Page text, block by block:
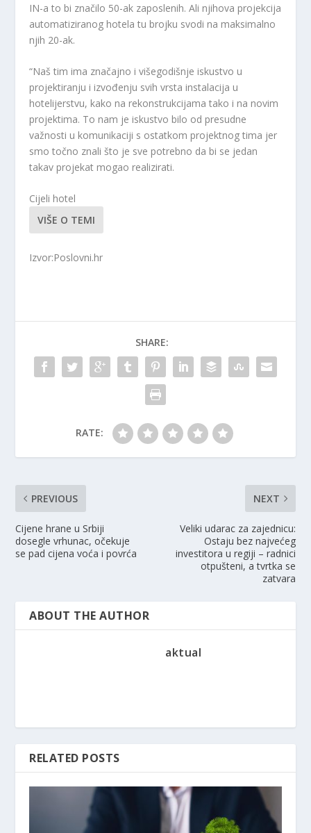
IN-a to bi značilo 50-ak zaposlenih. Ali njihova projekcija
automatiziranog hotela tu brojku svodi na maksimalno
njih 20-ak.
“Naš tim ima značajno i višegodišnje iskustvo u
projektiranju i izvođenju svih vrsta instalacija u
hotelijerstvu, kako na rekonstrukcijama tako i na novim
projektima. To nam je iskustvo bilo od presudne
važnosti u komunikaciji s ostatkom projektnog tima jer
smo točno znali što je sve potrebno da bi se jedan
takav projekat mogao realizirati.
Cijeli hotel
VIŠE O TEMI
Izvor:Poslovni.hr
SHARE:
RATE:
PREVIOUS
Cijene hrane u Srbiji
dosegle vrhunac, očekuje
se pad cijena voća i povrća
NEXT
Veliki udarac za zajednicu:
Ostaju bez najvećeg
investitora u regiji – radnici
otpušteni, a tvrtka se
zatvara
ABOUT THE AUTHOR
aktual
RELATED POSTS